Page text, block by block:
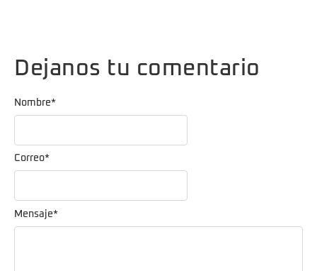
Dejanos tu comentario
Mensaje*
Nombre*
Correo*